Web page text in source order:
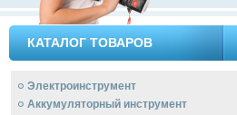
КАТАЛОГ ТОВАРОВ
Электроинструмент
Аккумуляторный инструмент